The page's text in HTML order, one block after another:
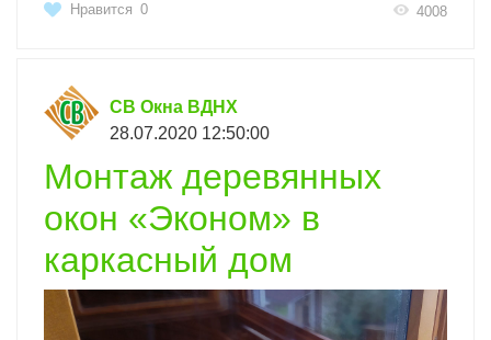
Нравится 0 4008
СВ Окна ВДНХ
28.07.2020 12:50:00
Монтаж деревянных
окон «Эконом» в
каркасный дом